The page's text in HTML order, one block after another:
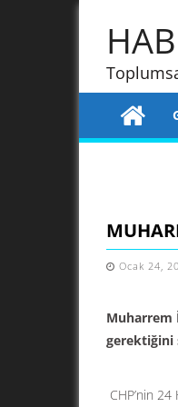
Ocak 24,
Muharrem
gerektiğini
CHP’nin